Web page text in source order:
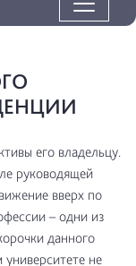
его владельцу.
руководящей
вверх по
– одни из
данного
не